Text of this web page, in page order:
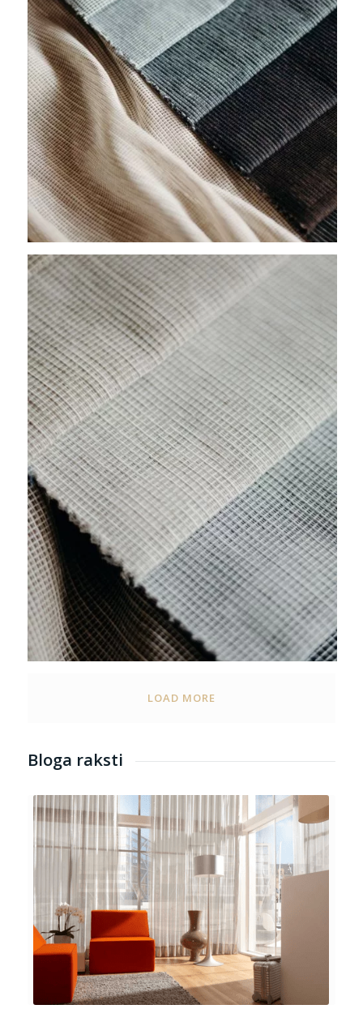
LOAD MORE
Bloga raksti